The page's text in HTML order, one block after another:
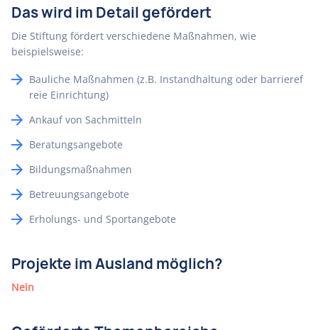
Das wird im Detail gefördert
Die Stiftung fördert verschiedene Maßnahmen, wie
beispielsweise:
Bauliche Maßnahmen (z.B. Instandhaltung oder barrieref
reie Einrichtung)
Ankauf von Sachmitteln
Beratungsangebote
Bildungsmaßnahmen
Betreuungsangebote
Erholungs- und Sportangebote
Projekte im Ausland möglich?
Nein